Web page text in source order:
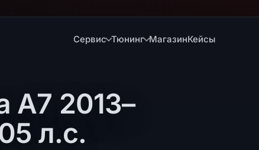
Сервис Тюнинг МагазинКейсы
A7 2013–
л.с.